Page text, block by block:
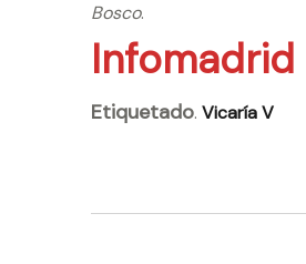
Bosco.
Infomadrid
Etiquetado. Vicaría V